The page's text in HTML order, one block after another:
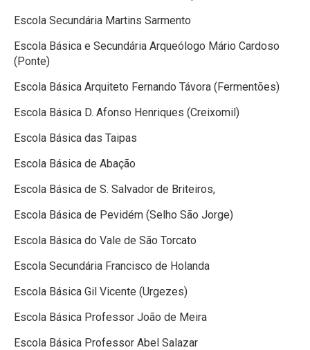
Escola Secundária Martins Sarmento
Escola Básica e Secundária Arqueólogo Mário Cardoso
(Ponte)
Escola Básica Arquiteto Fernando Távora (Fermentões)
Escola Básica D. Afonso Henriques (Creixomil)
Escola Básica das Taipas
Escola Básica de Abação
Escola Básica de S. Salvador de Briteiros,
Escola Básica de Pevidém (Selho São Jorge)
Escola Básica do Vale de São Torcato
Escola Secundária Francisco de Holanda
Escola Básica Gil Vicente (Urgezes)
Escola Básica Professor João de Meira
Escola Básica Professor Abel Salazar